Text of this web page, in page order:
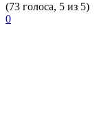
(73 голоса, 5 из 5)
0